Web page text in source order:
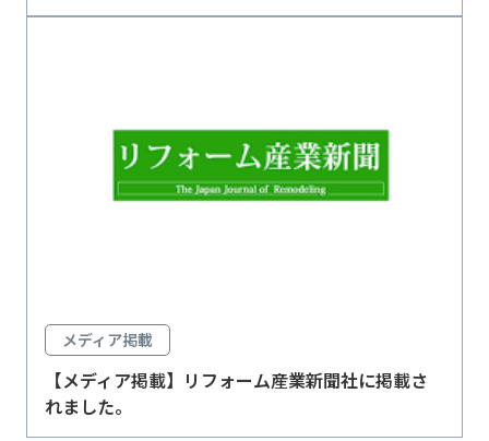
メディア掲載
【メディア掲載】リフォーム産業新聞社に掲載さ
れました。